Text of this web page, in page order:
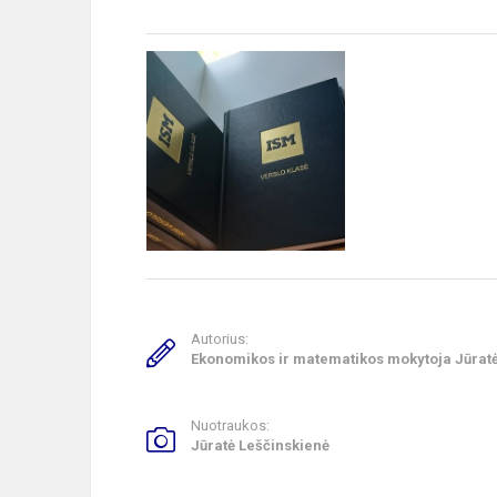
Autorius:
Ekonomikos ir matematikos mokytoja
Nuotraukos:
Jūratė Leščinskienė